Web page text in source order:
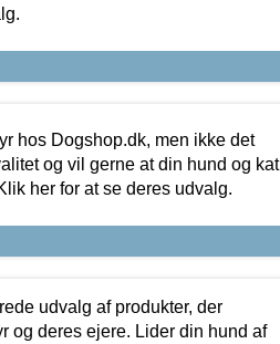
hos Dogshop.dk, men ikke det
og vil gerne at din hund og kat
her for at se deres udvalg.
udvalg af produkter, der
og deres ejere. Lider din hund af